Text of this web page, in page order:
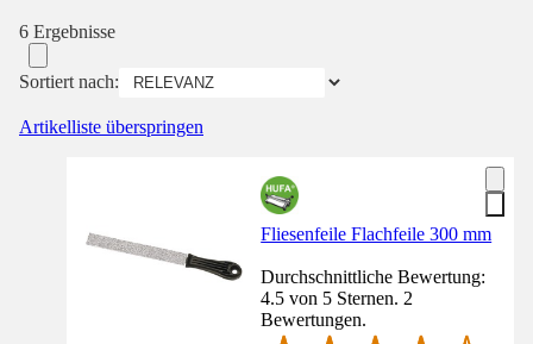
6 Ergebnisse
Sortiert nach:
Artikelliste überspringen
Fliesenfeile Flachfeile 300 mm
Durchschnittliche Bewertung:
4.5 von 5 Sternen. 2
Bewertungen.